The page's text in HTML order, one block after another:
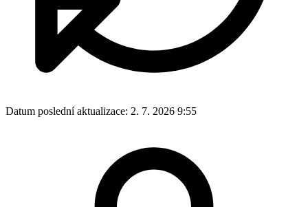
Datum poslední aktualizace: 2. 7. 2026 9:55